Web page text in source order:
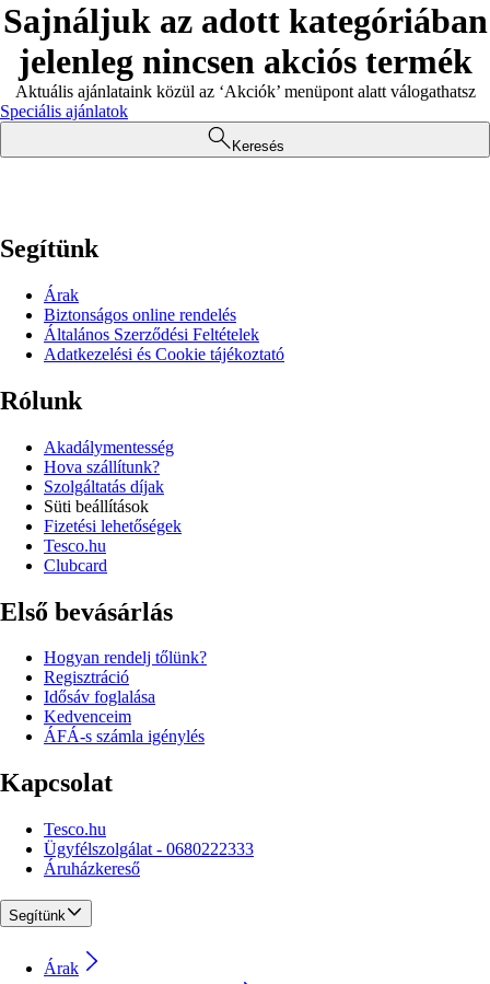
Sajnáljuk az adott kategóriában
jelenleg nincsen akciós termék
Aktuális ajánlataink közül az ‘Akciók’ menüpont alatt válogathatsz
Speciális ajánlatok
Keresés
Segítünk
Árak
Biztonságos online rendelés
Általános Szerződési Feltételek
Adatkezelési és Cookie tájékoztató
Rólunk
Akadálymentesség
Hova szállítunk?
Szolgáltatás díjak
Süti beállítások
Fizetési lehetőségek
Tesco.hu
Clubcard
Első bevásárlás
Hogyan rendelj tőlünk?
Regisztráció
Idősáv foglalása
Kedvenceim
ÁFÁ-s számla igénylés
Kapcsolat
Tesco.hu
Ügyfélszolgálat - 0680222333
Áruházkereső
Segítünk
Árak